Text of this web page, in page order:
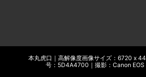
本丸虎口｜高解像度画像サイズ：6720 x
号：5D4A4700｜撮影：Canon